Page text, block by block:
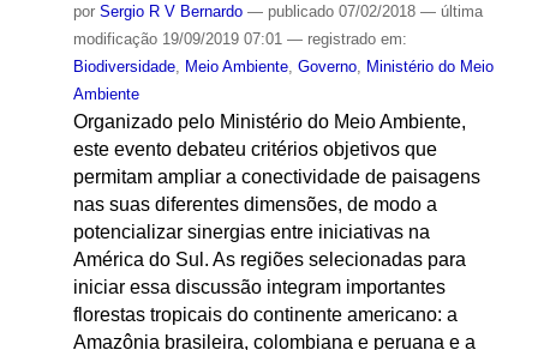
por Sergio R V Bernardo — publicado07/02/2018 — última
modificação19/09/2019 07:01 — registrado em:
Biodiversidade, Meio Ambiente, Governo,
Ministério do Meio
Ambiente
Organizado pelo Ministério do Meio Ambiente,
este evento debateu critérios objetivos que
permitam ampliar a conectividade de paisagens
nas suas diferentes dimensões, de modo a
potencializar sinergias entre iniciativas na
América do Sul. As regiões selecionadas para
iniciar essa discussão integram importantes
florestas tropicais do continente americano: a
Amazônia brasileira, colombiana e peruana e a